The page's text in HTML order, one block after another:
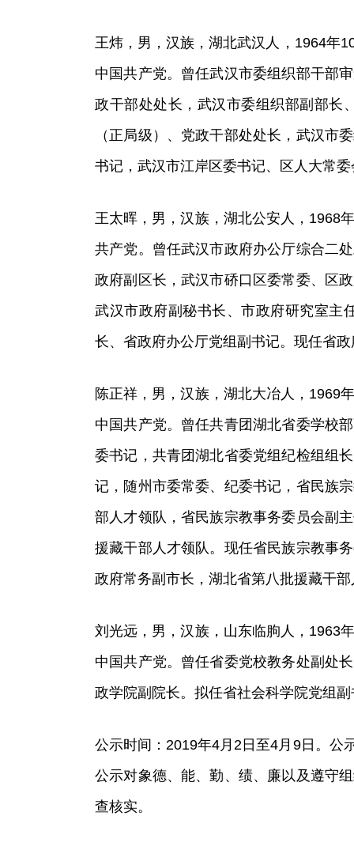
王炜，男，汉族，湖北武汉人，1964年
中国共产党。曾任武汉市委组织部干部
政干部处处长，武汉市委组织部副部长
（正局级）、党政干部处处长，武汉市
书记，武汉市江岸区委书记、区人大常
王太晖，男，汉族，湖北公安人，1968
共产党。曾任武汉市政府办公厅综合二
政府副区长，武汉市硚口区委常委、区
武汉市政府副秘书长、市政府研究室主
长、省政府办公厅党组副书记。现任省
陈正祥，男，汉族，湖北大冶人，1969
中国共产党。曾任共青团湖北省委学校
委书记，共青团湖北省委党组纪检组组
记，随州市委常委、纪委书记，省民族
部人才领队，省民族宗教事务委员会副
援藏干部人才领队。现任省民族宗教事
政府常务副市长，湖北省第八批援藏干
刘光远，男，汉族，山东临朐人，1963
中国共产党。曾任省委党校教务处副处
政学院副院长。拟任省社会科学院党组
公示时间：2019年4月2日至4月9日。公
公示对象德、能、勤、绩、廉以及遵守
查核实。